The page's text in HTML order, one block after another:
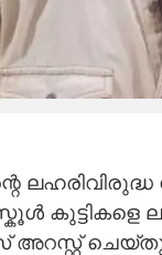
ലഹരിവിരുദ്ധ
കുട്ടികളെ
അറസ്റ്റ്